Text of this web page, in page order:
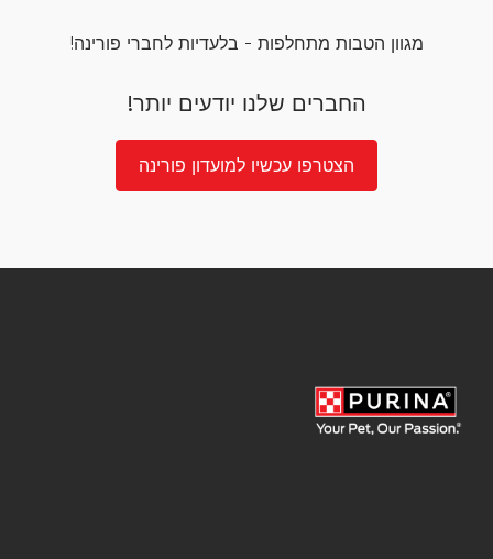
מגוון הטבות מתחלפות - בלעדיות לחברי פורינה!
החברים שלנו יודעים יותר!
הצטרפו עכשיו למועדון פורינה